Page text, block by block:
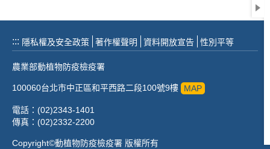
::: 隱私權及安全政策 著作權聲明 資料開放宣告 性別平等
農業部動植物防疫檢疫署
100060台北市中正區和平西路二段100號9樓 MAP
電話：(02)2343-1401
傳真：(02)2332-2200
Copyright©動植物防疫檢疫署 版權所有